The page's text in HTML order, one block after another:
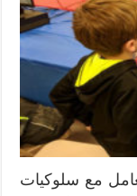
مع سلوكيات